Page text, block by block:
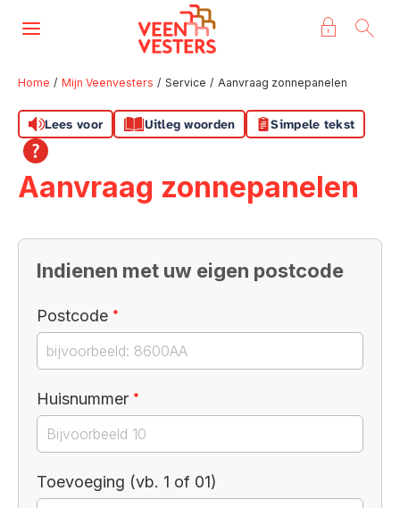
Naar hoofdinhoud
Naar hoofdnavigatiemenu
Naar zoeken
Naar de homepage
Ga naar Hoofd
Home Mijn Veenvesters Service Aanvraag zonnepanelen
Lees voor Uitleg woorden Simpele tekst
Aanvraag zonnepanelen
Indienen met uw eigen postcode
Postcode *
Huisnummer *
Toevoeging (vb. 1 of 01)